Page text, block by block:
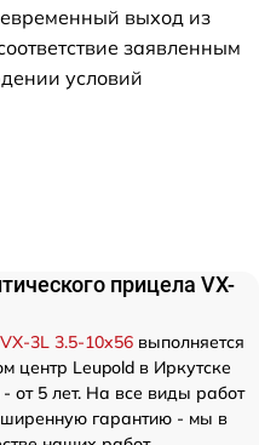
выход из
заявленным
условий
прицела VX-
3L 3.5-10x56 выполняется
центр Leupold в Иркутске
от 5 лет. На все виды работ
гарантию - мы в